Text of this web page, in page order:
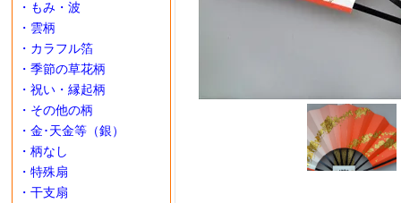
・もみ・波
・雲柄
・カラフル箔
・季節の草花柄
・祝い・縁起柄
・その他の柄
・金･天金等（銀）
・柄なし
・特殊扇
・干支扇